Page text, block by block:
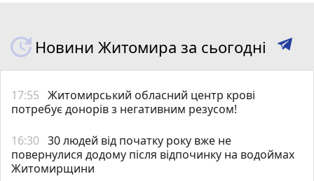
Новини Житомира за сьогодні
17:55 Житомирський обласний центр крові
потребує донорів з негативним резусом!
16:30 30 людей від початку року вже не
повернулися додому після відпочинку на водоймах
Житомирщини